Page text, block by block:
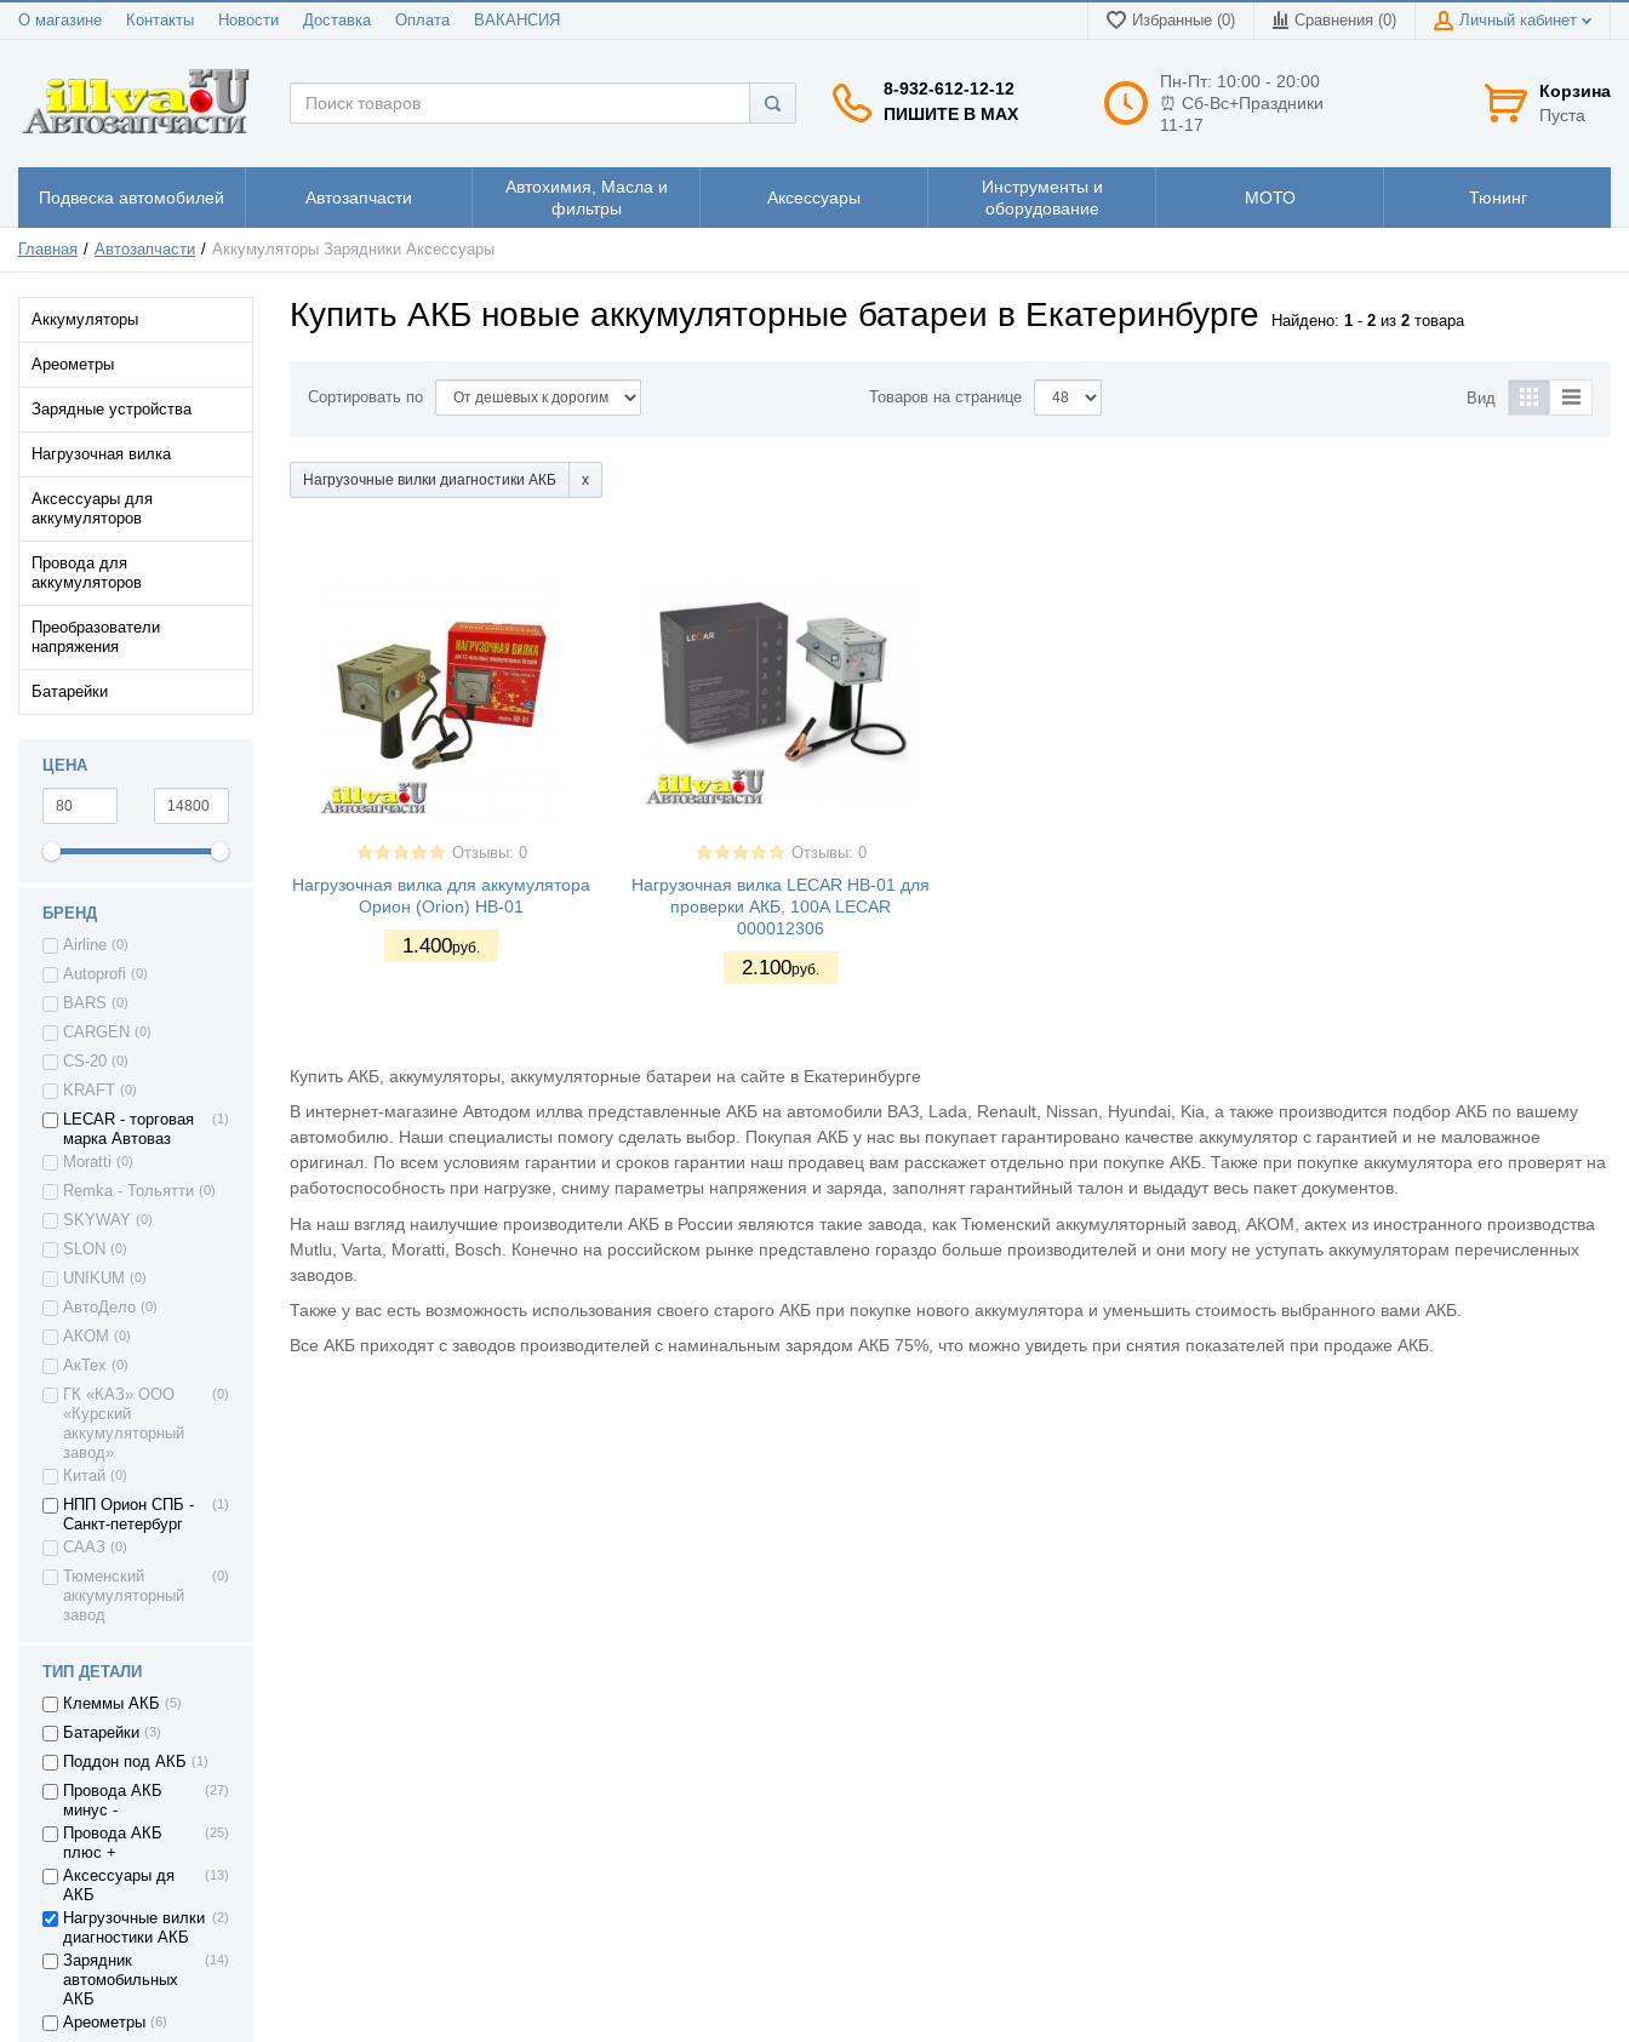
О магазине Контакты Новости Доставка Оплата ВАКАНСИЯ Избранные (0) Сравнения (0) Личный кабинет
8-932-612-12-12
ПИШИТЕ В MAX
Пн-Пт: 10:00 - 20:00
⏰ Сб-Вс+Праздники
11-17
Корзина
Пуста
Подвеска автомобилей Автозапчасти
Автохимия, Масла и
фильтры
Аксессуары
Инструменты и
оборудование
МОТО Тюнинг
Главная Автозапчасти Аккумуляторы Зарядники Аксессуары
Аккумуляторы
Ареометры
Зарядные устройства
Нагрузочная вилка
Аксессуары для
аккумуляторов
Провода для
аккумуляторов
Преобразователи
напряжения
Батарейки
ЦЕНА
БРЕНД
Airline (0)
Autoprofi (0)
BARS (0)
CARGEN (0)
CS-20 (0)
KRAFT (0)
LECAR - торговая
марка Автоваз
(1)
Moratti (0)
Remka - Тольятти (0)
SKYWAY (0)
SLON (0)
UNIKUM (0)
АвтоДело (0)
АКОМ (0)
АкТех (0)
ГК «КАЗ» ООО
«Курский
аккумуляторный
завод»
(0)
Китай (0)
НПП Орион СПБ -
Санкт-петербург
(1)
СААЗ (0)
Тюменский
аккумуляторный
завод
(0)
ТИП ДЕТАЛИ
Клеммы АКБ (5)
Батарейки (3)
Поддон под АКБ (1)
Провода АКБ
минус -
(27)
Провода АКБ
плюс +
(25)
Аксессуары дя
АКБ
(13)
Нагрузочные вилки
диагностики АКБ
(2)
Зарядник
автомобильных
АКБ
(14)
Ареометры (6)
Купить АКБ новые аккумуляторные батареи в Екатеринбурге Найдено: 1 - 2 из 2 товара
Сортировать по Товаров на странице Вид
Нагрузочные вилки диагностики АКБ
Отзывы: 0
Нагрузочная вилка для аккумулятора
Орион (Orion) НВ-01
1.400руб.
Отзывы: 0
Нагрузочная вилка LECAR НВ-01 для
проверки АКБ, 100А LECAR
000012306
2.100руб.
Купить АКБ, аккумуляторы, аккумуляторные батареи на сайте в Екатеринбурге
В интернет-магазине Автодом иллва представленные АКБ на автомобили ВАЗ, Lada, Renault, Nissan, Hyundai, Kia, а также производится подбор АКБ по вашему
автомобилю. Наши специалисты помогу сделать выбор. Покупая АКБ у нас вы покупает гарантировано качестве аккумулятор с гарантией и не маловажное
оригинал. По всем условиям гарантии и сроков гарантии наш продавец вам расскажет отдельно при покупке АКБ. Также при покупке аккумулятора его проверят на
работоспособность при нагрузке, сниму параметры напряжения и заряда, заполнят гарантийный талон и выдадут весь пакет документов.
На наш взгляд наилучшие производители АКБ в России являются такие завода, как Тюменский аккумуляторный завод, АКОМ, актех из иностранного производства
Mutlu, Varta, Moratti, Bosch. Конечно на российском рынке представлено гораздо больше производителей и они могу не уступать аккумуляторам перечисленных
заводов.
Также у вас есть возможность использования своего старого АКБ при покупке нового аккумулятора и уменьшить стоимость выбранного вами АКБ.
Все АКБ приходят с заводов производителей с наминальным зарядом АКБ 75%, что можно увидеть при снятия показателей при продаже АКБ.